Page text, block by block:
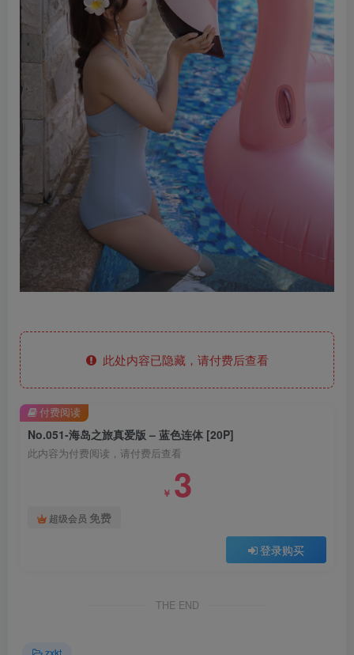
此处内容已隐藏，请付费后查看
No.051-海岛之旅真爱版 – 蓝色连体 [20P]
此内容为付费阅读，请付费后查看
￥ 3
超级会员 免费
登录购买
付费阅读
THE END